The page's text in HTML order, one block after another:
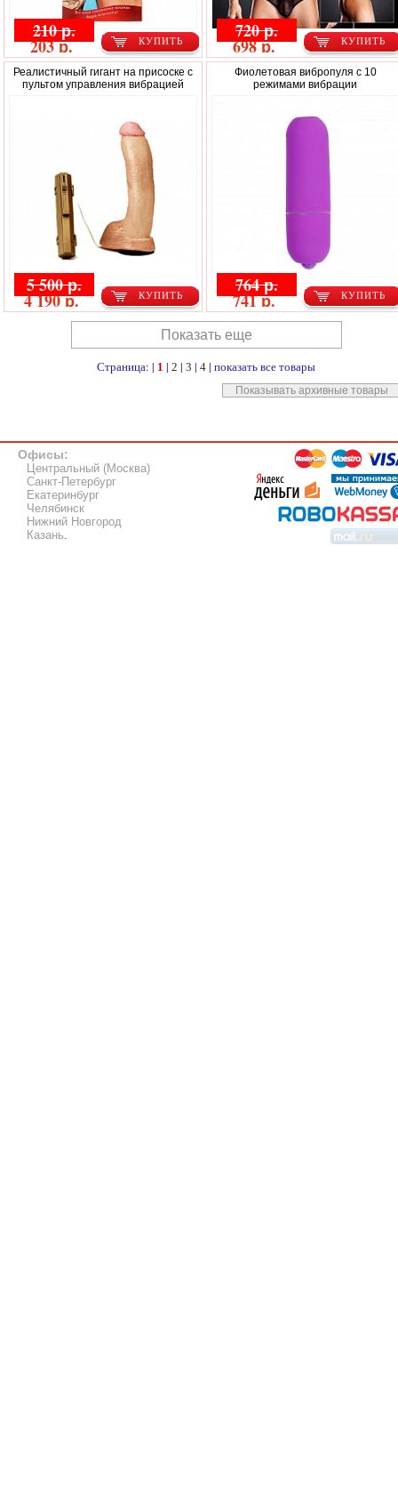
КУПИТЬ
210 р.
203 р. КУПИТЬ
720 р.
698 р.
Реалистичный гигант на присоске с
пультом управления вибрацией
КУПИТЬ
5 500 р.
4 190 р.
Фиолетовая вибропуля с 10
режимами вибрации
КУПИТЬ
764 р.
741 р.
Показать еще
Страница: | 1 |2 |3 |4 |показать все товары
Показывать архивные товары
Офисы:
Центральный (Москва)
Санкт-Петербург
Екатеринбург
Челябинск
Нижний Новгород
Казань.